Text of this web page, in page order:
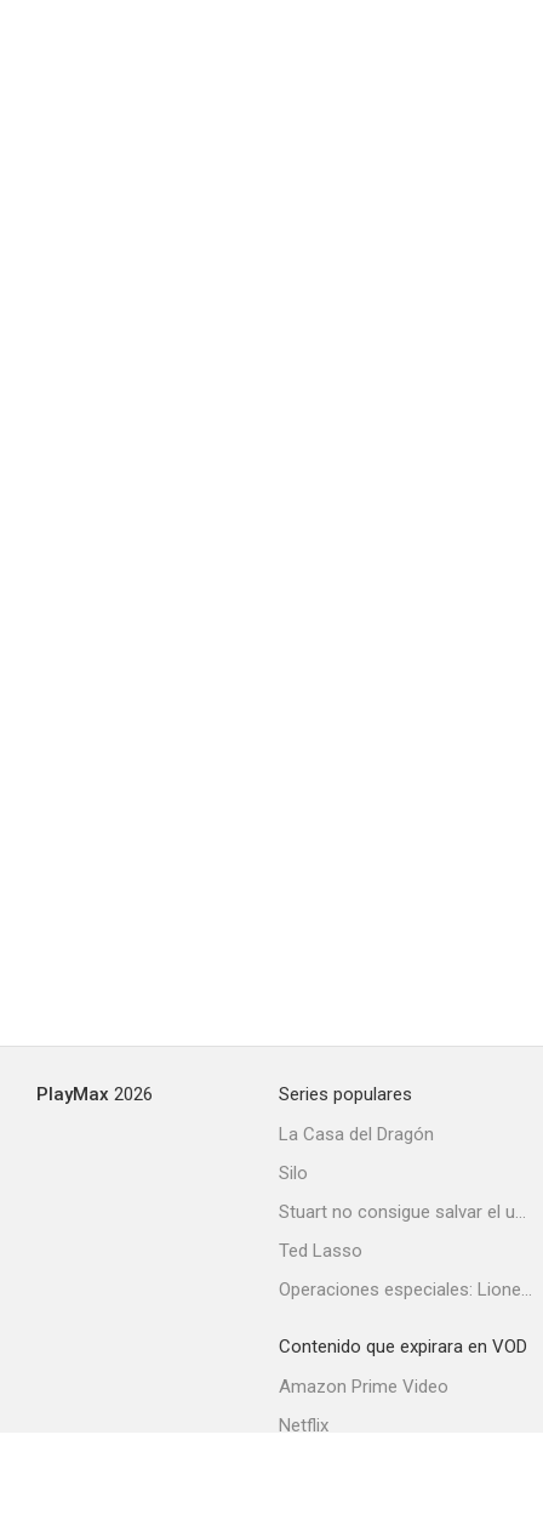
PlayMax 2026
Series populares
La Casa del Dragón
Silo
Stuart no consigue salvar el universo
Ted Lasso
Operaciones especiales: Lioness
Contenido que expirara en VOD
Amazon Prime Video
Netflix